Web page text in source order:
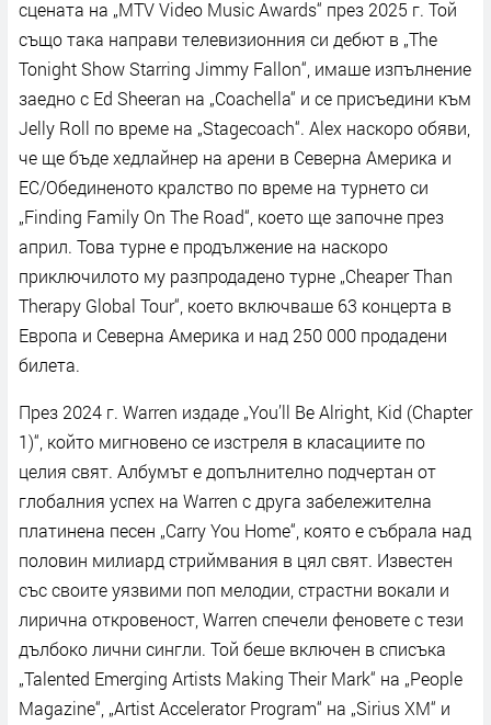
сцената на „MTV Video Music Awards“ през 2025 г. Той
също така направи телевизионния си дебют в „The
Tonight Show Starring Jimmy Fallon“, имаше изпълнение
заедно с Ed Sheeran на „Coachella“ и се присъедини към
Jelly Roll по време на „Stagecoach“. Аlex наскоро обяви,
че ще бъде хедлайнер на арени в Северна Америка и
ЕС/Обединеното кралство по време на турнето си
„Finding Family On The Road“, което ще започне през
април. Това турне е продължение на наскоро
приключилото му разпродадено турне „Cheaper Than
Therapy Global Tour“, което включваше 63 концерта в
Европа и Северна Америка и над 250 000 продадени
билета.
През 2024 г. Warren издаде „You’ll Be Alright, Kid (Chapter
1)“, който мигновено се изстреля в класациите по
целия свят. Албумът е допълнително подчертан от
глобалния успех на Warren с друга забележителна
платинена песен „Carry You Home“, която е събрала над
половин милиард стриймвания в цял свят. Известен
със своите уязвими поп мелодии, страстни вокали и
лирична откровеност, Warren спечели феновете с тези
дълбоко лични сингли. Той беше включен в списъка
„Talented Emerging Artists Making Their Mark“ на „People
Magazine“, „Artist Accelerator Program“ на „Sirius XM“ и